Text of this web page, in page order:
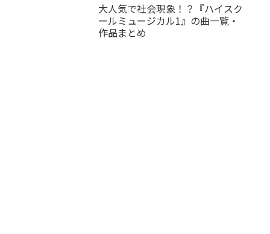
大人気で社会現象！？『ハイスク
ールミュージカル1』の曲一覧・
作品まとめ